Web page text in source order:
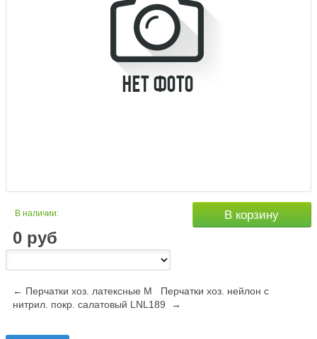
В наличии:
0 руб
В корзину
← Перчатки хоз. латексные М
Перчатки хоз. нейлон с
нитрил. покр. салатовый LNL189 →